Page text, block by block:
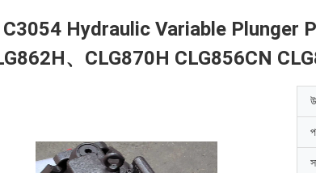
Hydraulic Variable Plunger
、CLG870H CLG856CN